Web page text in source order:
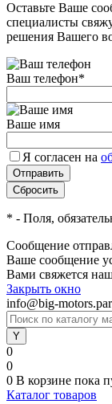
Оставьте Ваше
специалисты
решения Вашего
Ваш телефон*
Ваше имя
Я согласен на
* - Поля,
Сообщение
Ваше сообщение
Вами свяжется
Закрыть окно
info@big-
0
0
0 В корзине пока
Каталог товаров